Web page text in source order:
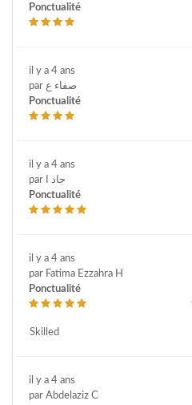
Ponctualité
il y a 4 ans
par صفاء ع
Ponctualité
il y a 4 ans
par جاد ا
Ponctualité
il y a 4 ans
par Fatima Ezzahra H
Ponctualité
Skilled
il y a 4 ans
par Abdelaziz C